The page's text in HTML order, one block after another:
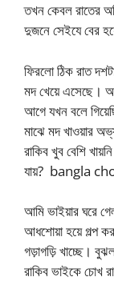
তখন কেবল রাতের
দুজনে সেইযে বের
ফিরলো ঠিক রাত
মদ খেয়ে এসেছে।
আগে যখন বলে
মাঝে মদ খাওয়ার
রাকিব খুব বেশি
যায়? bangla
আমি ভাইয়ার ঘরে
আধশোয়া হয়ে গল্প
গড়াগড়ি খাচ্ছে।
রাকিব ভাইকে চোখ